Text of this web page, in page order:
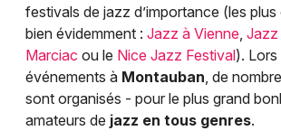
festivals de jazz d’importance (les
bien évidemment : Jazz à Vienne, Jazz
Marciac ou le Nice Jazz Festival).
événements à Montauban, de
sont organisés - pour le plus grand
amateurs de jazz en tous genres.